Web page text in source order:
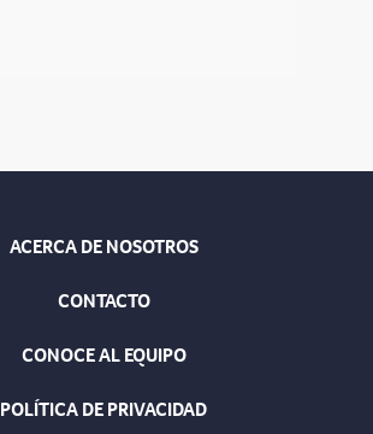
ACERCA DE NOSOTROS
CONTACTO
CONOCE AL EQUIPO
POLÍTICA DE PRIVACIDAD